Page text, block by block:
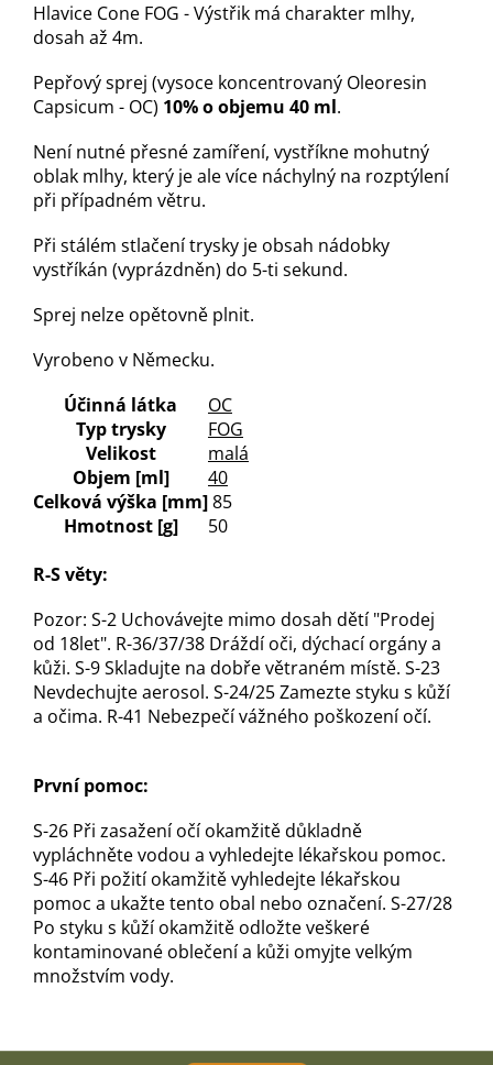
Hlavice Cone FOG - Výstřik má charakter mlhy,
dosah až 4m.
Pepřový sprej (vysoce koncentrovaný Oleoresin
Capsicum - OC) 10% o objemu 40 ml.
Není nutné přesné zamíření, vystříkne mohutný
oblak mlhy, který je ale více náchylný na rozptýlení
při případném větru.
Při stálém stlačení trysky je obsah nádobky
vystříkán (vyprázdněn) do 5-ti sekund.
Sprej nelze opětovně plnit.
Vyrobeno v Německu.
Účinná látka
OC
Typ trysky
FOG
Velikost
malá
Objem [ml]
40
Celková výška [mm]85
Hmotnost [g]
50
R-S věty:
Pozor: S-2 Uchovávejte mimo dosah dětí "Prodej
od 18let". R-36/37/38 Dráždí oči, dýchací orgány a
kůži. S-9 Skladujte na dobře větraném místě. S-23
Nevdechujte aerosol. S-24/25 Zamezte styku s kůží
a očima. R-41 Nebezpečí vážného poškození očí.
První pomoc:
S-26 Při zasažení očí okamžitě důkladně
vypláchněte vodou a vyhledejte lékařskou pomoc.
S-46 Při požití okamžitě vyhledejte lékařskou
pomoc a ukažte tento obal nebo označení. S-27/28
Po styku s kůží okamžitě odložte veškeré
kontaminované oblečení a kůži omyjte velkým
množstvím vody.